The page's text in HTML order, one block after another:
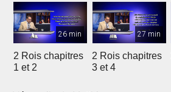
26 min
2 Rois chapitres
1 et 2
27 min
2 Rois chapitres
3 et 4